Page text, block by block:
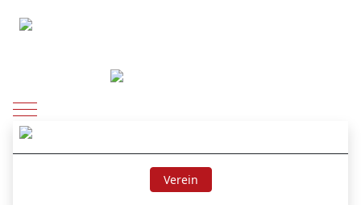
Mobile Menu Toggle
Verein